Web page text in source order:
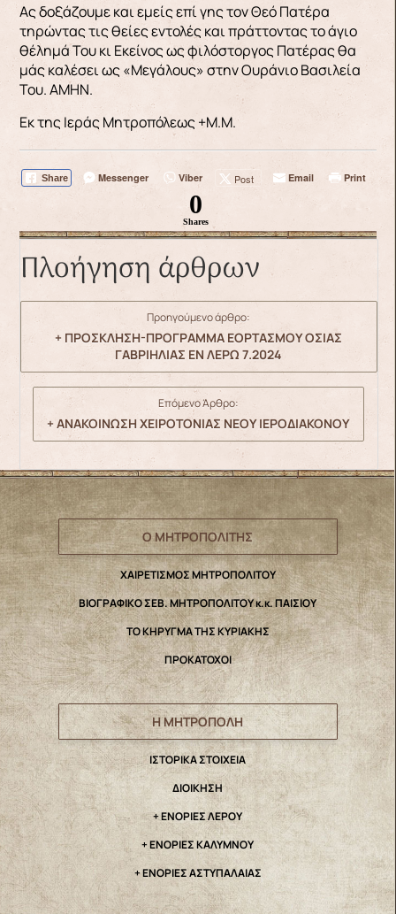
Ας δοξάζουμε και εμείς επί γης τον Θεό Πατέρα
τηρώντας τις θείες εντολές και πράττοντας το άγιο
θέλημά Του κι Εκείνος ως φιλόστοργος Πατέρας θα
μάς καλέσει ως «Μεγάλους» στην Ουράνιο Βασιλεία
Του. ΑΜΗΝ.
Εκ της Ιεράς Μητροπόλεως +Μ.Μ.
Share Messenger Viber Post Email Print
0
Shares
Πλοήγηση άρθρων
Προηγούμενο άρθρο:
+ ΠΡΟΣΚΛΗΣΗ-ΠΡΟΓΡΑΜΜΑ ΕΟΡΤΑΣΜΟΥ ΟΣΙΑΣ
ΓΑΒΡΙΗΛΙΑΣ ΕΝ ΛΕΡΩ 7.2024
Επόμενο Άρθρο:
+ ΑΝΑΚΟΙΝΩΣΗ ΧΕΙΡΟΤΟΝΙΑΣ ΝΕΟΥ ΙΕΡΟΔΙΑΚΟΝΟΥ
Ο ΜΗΤΡΟΠΟΛΙΤΗΣ
ΧΑΙΡΕΤΙΣΜΟΣ ΜΗΤΡΟΠΟΛΙΤΟΥ
ΒΙΟΓΡΑΦΙΚΟ ΣΕΒ. ΜΗΤΡΟΠΟΛΙΤΟΥ κ.κ. ΠΑΙΣΙΟΥ
ΤΟ ΚΗΡΥΓΜΑ ΤΗΣ ΚΥΡΙΑΚΗΣ
ΠΡΟΚΑΤΟΧΟΙ
Η ΜΗΤΡΟΠΟΛΗ
IΣΤΟΡΙΚΑ ΣΤΟΙΧΕΙΑ
ΔΙΟΙΚΗΣΗ
+ ΕΝΟΡΙΕΣ ΛΕΡΟΥ
+ ΕΝΟΡΙΕΣ ΚΑΛΥΜΝΟΥ
+ ΕΝΟΡΙΕΣ ΑΣΤΥΠΑΛΑΙΑΣ